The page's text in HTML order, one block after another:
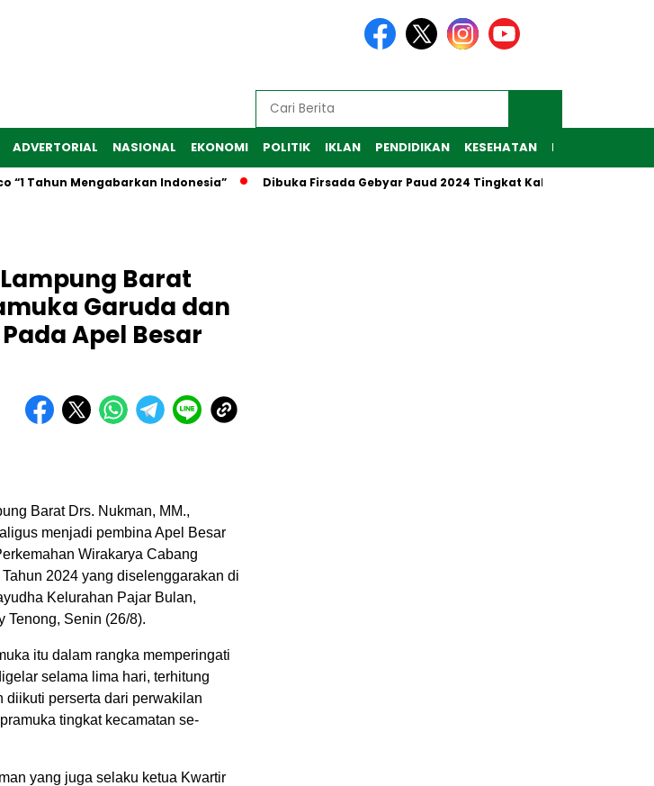
ADVERTORIAL NASIONAL EKONOMI POLITIK IKLAN PENDIDIKAN KESEHATAN RAGAM
Mengabarkan Indonesia” Dibuka Firsada Gebyar Paud 2024 Tingkat Kabupaten Tubaba
Barat
Garuda dan
Apel Besar
Barat Drs. Nukman, MM.,
menjadi pembina Apel Besar
Wirakarya Cabang
Tahun 2024 yang diselenggarakan di
Kelurahan Pajar Bulan,
Tenong, Senin (26/8).
itu dalam rangka memperingati
selama lima hari, terhitung
diikuti perserta dari perwakilan
tingkat kecamatan se-
yang juga selaku ketua Kwartir